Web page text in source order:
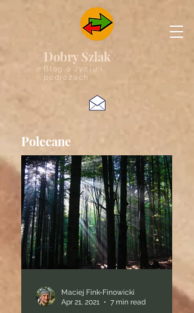
Dobry Szlak
Blog o życiu i
podróżach
Polecane
Maciej Fink-Finowicki
Apr 21, 2021
7 min read